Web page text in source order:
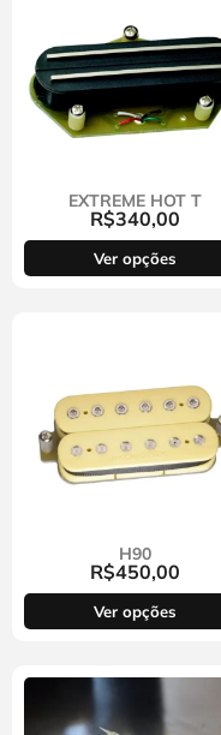
EXTREME HOT T
R$340,00
Ver opções
H90
R$450,00
Ver opções